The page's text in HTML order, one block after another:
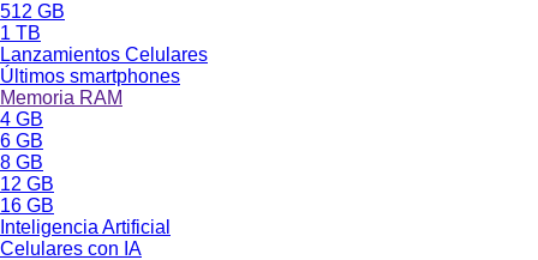
512 GB
1 TB
Lanzamientos Celulares
Últimos smartphones
Memoria RAM
4 GB
6 GB
8 GB
12 GB
16 GB
Inteligencia Artificial
Celulares con IA